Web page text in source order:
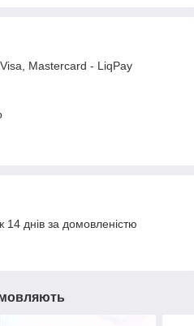
Mastercard - LiqPay
днів за домовленістю